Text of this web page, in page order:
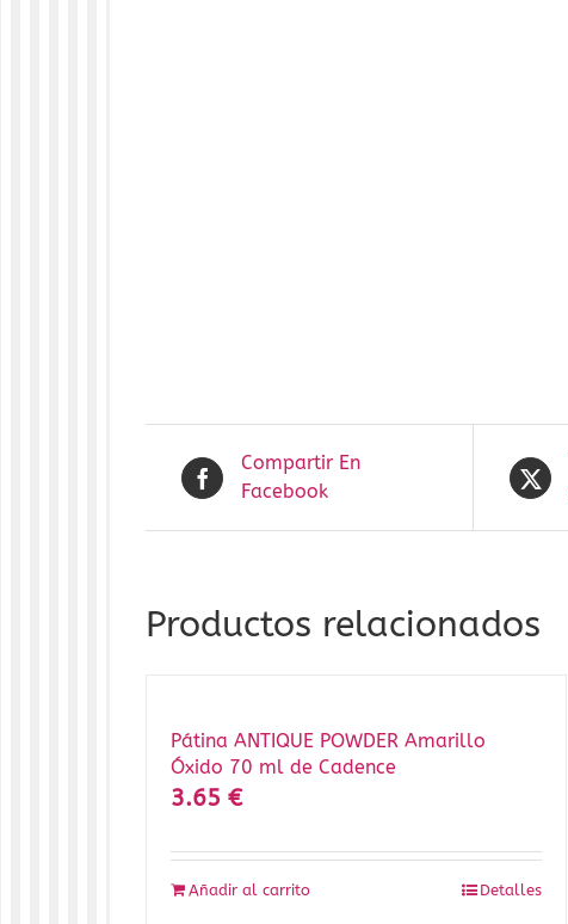
Compartir En
Facebook
Productos relacionados
Pátina ANTIQUE POWDER Amarillo
Óxido 70 ml de Cadence
3.65 €
Añadir al carrito Detalles